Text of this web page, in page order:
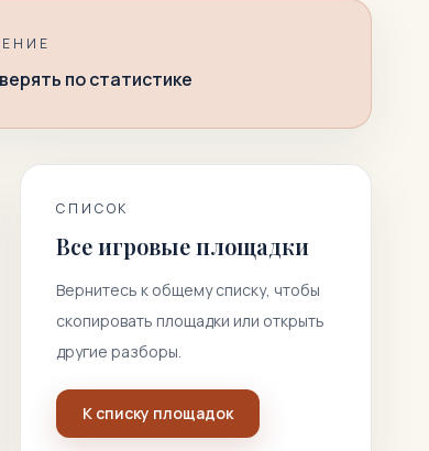
по статистике
СПИСОК
Все игровые площадки
Вернитесь к общему списку, чтобы
скопировать площадки или открыть
другие разборы.
К списку площадок